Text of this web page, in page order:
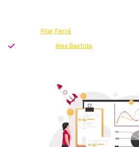
Pilar Ferré
Alex Bastida